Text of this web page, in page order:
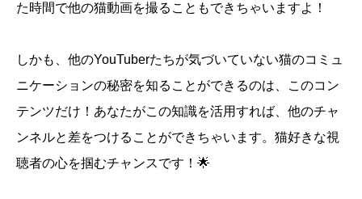
た時間で他の猫動画を撮ることもできちゃいますよ！
しかも、他のYouTuberたちが気づいていない猫のコミュ
ニケーションの秘密を知ることができるのは、このコン
テンツだけ！あなたがこの知識を活用すれば、他のチャ
ンネルと差をつけることができちゃいます。猫好きな視
聴者の心を掴むチャンスです！🌟